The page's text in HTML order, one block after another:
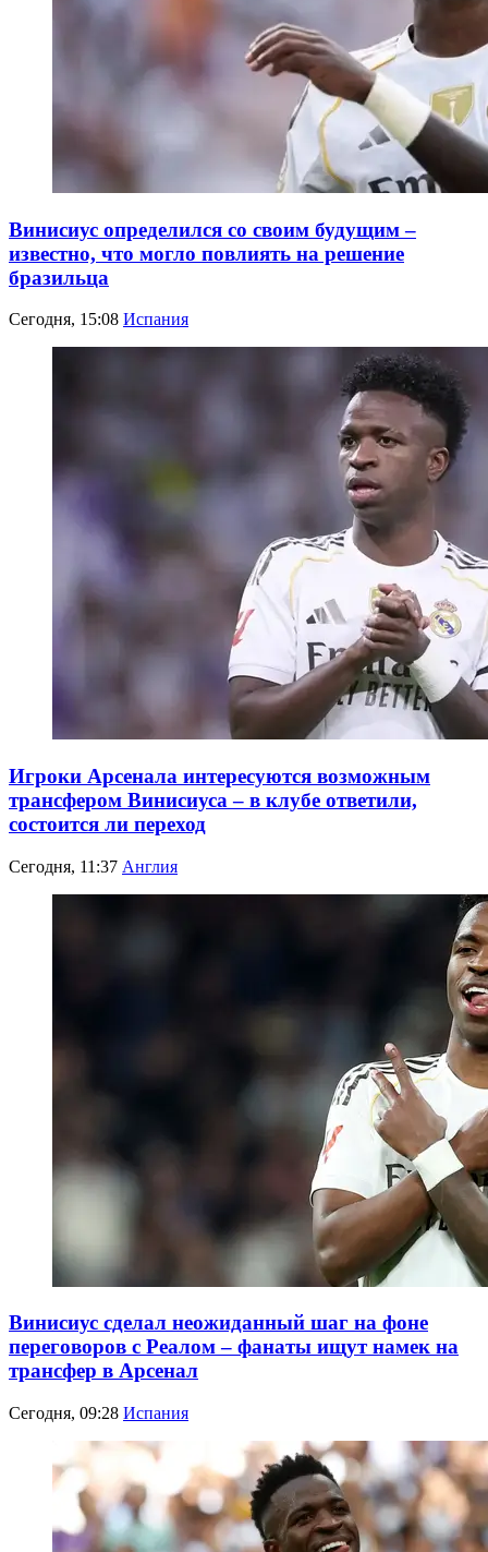
Винисиус определился со своим будущим –
известно, что могло повлиять на решение
бразильца
Сегодня, 15:08 Испания
Игроки Арсенала интересуются возможным
трансфером Винисиуса – в клубе ответили,
состоится ли переход
Сегодня, 11:37 Англия
Винисиус сделал неожиданный шаг на фоне
переговоров с Реалом – фанаты ищут намек на
трансфер в Арсенал
Сегодня, 09:28 Испания